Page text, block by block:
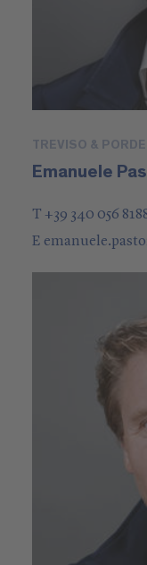
TREVISO &
Emanuele
T +39 340 056
E